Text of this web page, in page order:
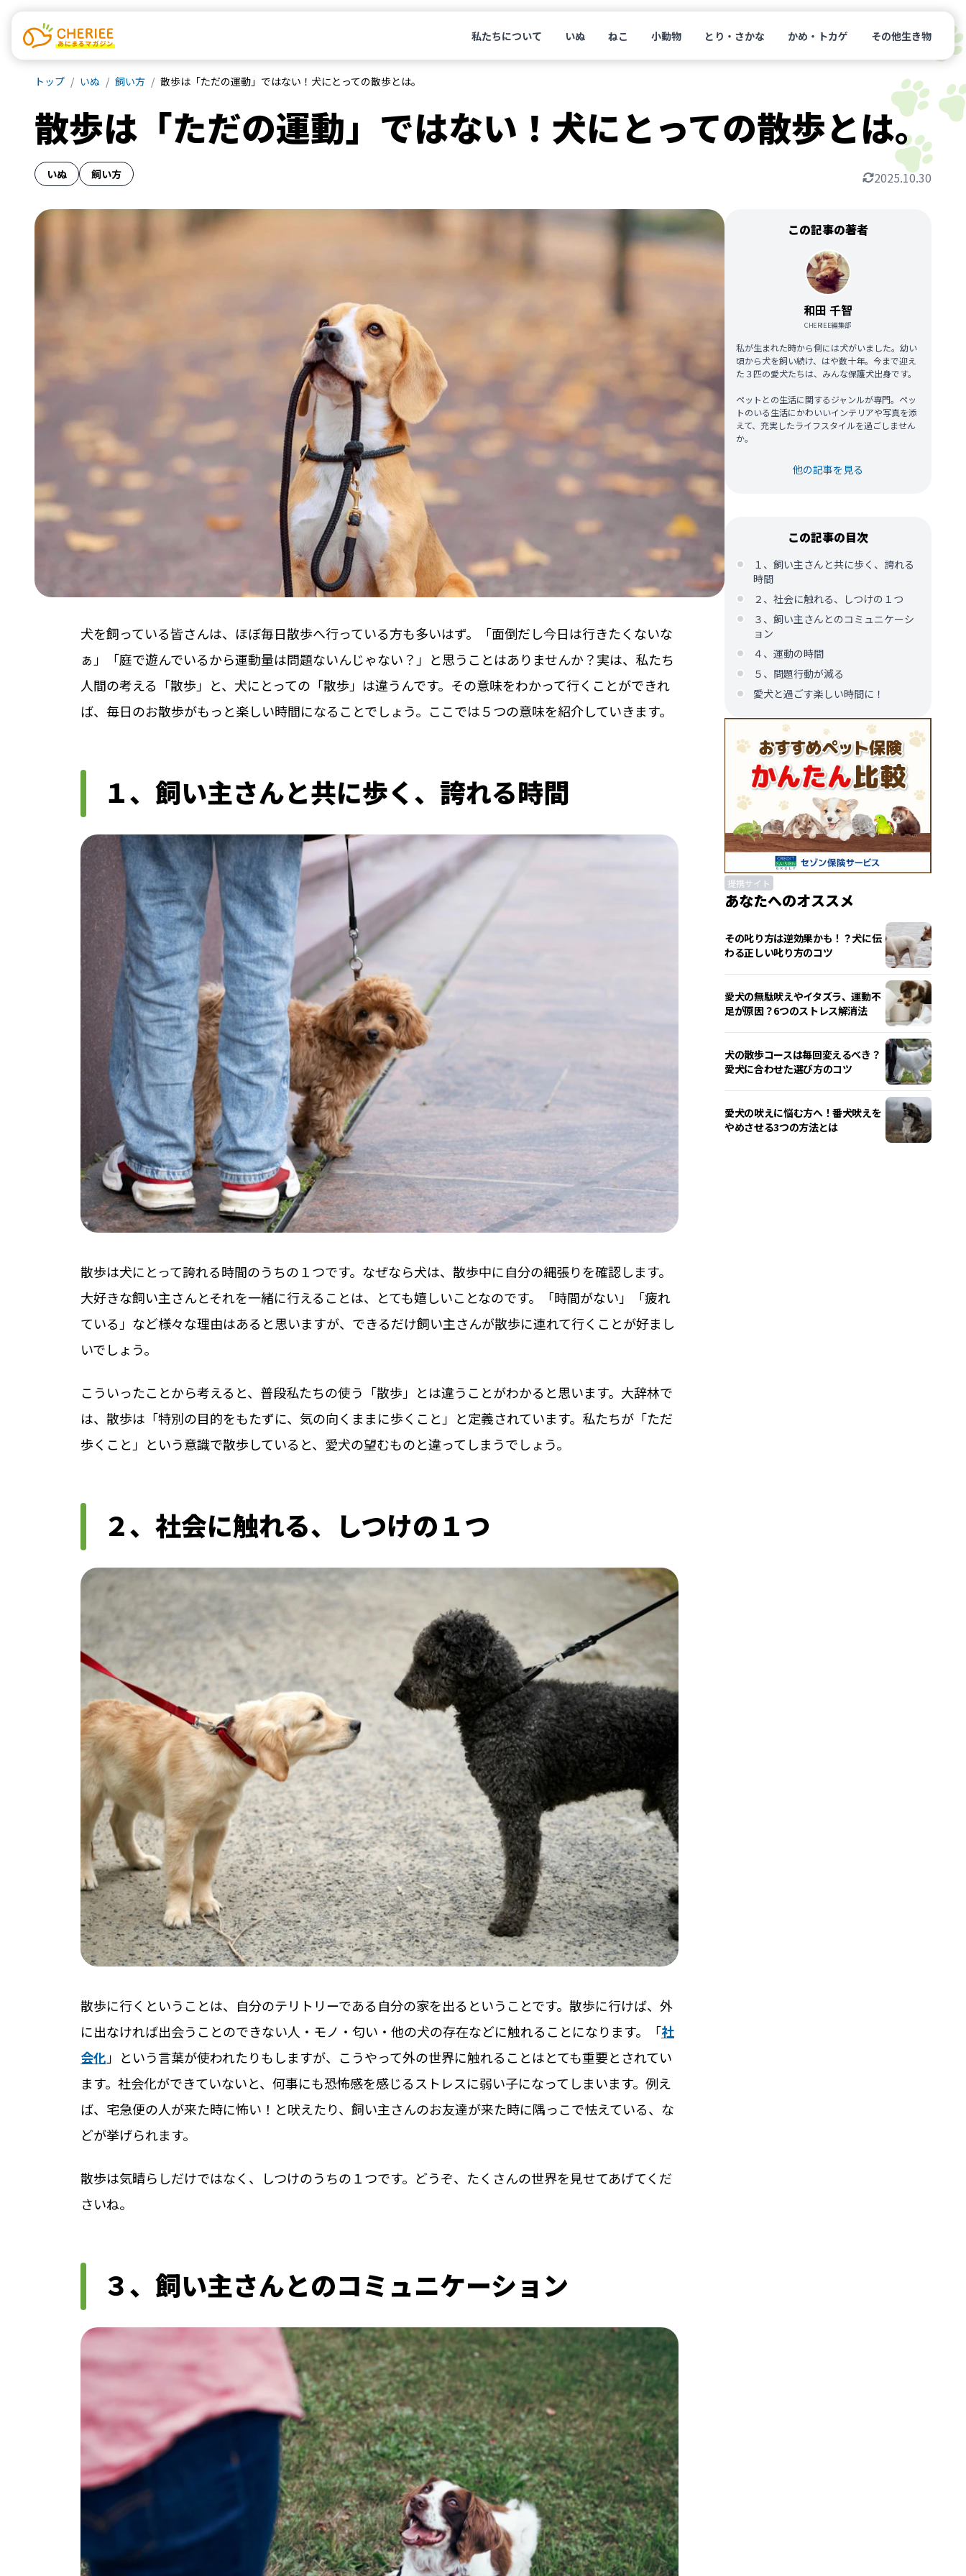
私たちについて いぬ ねこ 小動物 とり・さかな かめ・トカゲ その他生き物
トップ いぬ 飼い方 散歩は「ただの運動」ではない！犬にとっての散歩とは。
散歩は「ただの運動」ではない！犬にとっての散歩とは。
いぬ 飼い方 2025.10.30
犬を飼っている皆さんは、ほぼ毎日散歩へ行っている方も多いはず。「面倒だし今日は行きたくないな
ぁ」「庭で遊んでいるから運動量は問題ないんじゃない？」と思うことはありませんか？実は、私たち
人間の考える「散歩」と、犬にとっての「散歩」は違うんです。その意味をわかって行くことができれ
ば、毎日のお散歩がもっと楽しい時間になることでしょう。ここでは５つの意味を紹介していきます。
１、飼い主さんと共に歩く、誇れる時間
散歩は犬にとって誇れる時間のうちの１つです。なぜなら犬は、散歩中に自分の縄張りを確認します。
大好きな飼い主さんとそれを一緒に行えることは、とても嬉しいことなのです。「時間がない」「疲れ
ている」など様々な理由はあると思いますが、できるだけ飼い主さんが散歩に連れて行くことが好まし
いでしょう。
こういったことから考えると、普段私たちの使う「散歩」とは違うことがわかると思います。大辞林で
は、散歩は「特別の目的をもたずに、気の向くままに歩くこと」と定義されています。私たちが「ただ
歩くこと」という意識で散歩していると、愛犬の望むものと違ってしまうでしょう。
２、社会に触れる、しつけの１つ
散歩に行くということは、自分のテリトリーである自分の家を出るということです。散歩に行けば、外
に出なければ出会うことのできない人・モノ・匂い・他の犬の存在などに触れることになります。「社
会化 」という言葉が使われたりもしますが、こうやって外の世界に触れることはとても重要とされてい
ます。社会化ができていないと、何事にも恐怖感を感じるストレスに弱い子になってしまいます。例え
ば、宅急便の人が来た時に怖い！と吠えたり、飼い主さんのお友達が来た時に隅っこで怯えている、な
どが挙げられます。
散歩は気晴らしだけではなく、しつけのうちの１つです。どうぞ、たくさんの世界を見せてあげてくだ
さいね。
３、飼い主さんとのコミュニケーション
この記事の著者
和田 千智
CHERIEE編集部
私が生まれた時から側には犬がいました。幼い
頃から犬を飼い続け、はや数十年。今まで迎え
た３匹の愛犬たちは、みんな保護犬出身です。
ペットとの生活に関するジャンルが専門。ペッ
トのいる生活にかわいいインテリアや写真を添
えて、充実したライフスタイルを過ごしません
か。
他の記事を見る
この記事の目次
１、飼い主さんと共に歩く、誇れる
時間
２、社会に触れる、しつけの１つ
３、飼い主さんとのコミュニケーシ
ョン
４、運動の時間
５、問題行動が減る
愛犬と過ごす楽しい時間に！
提携サイト
あなたへのオススメ
その叱り方は逆効果かも！？犬に伝
わる正しい叱り方のコツ
愛犬の無駄吠えやイタズラ、運動不
足が原因？6つのストレス解消法
犬の散歩コースは毎回変えるべき？
愛犬に合わせた選び方のコツ
愛犬の吠えに悩む方へ！番犬吠えを
やめさせる3つの方法とは